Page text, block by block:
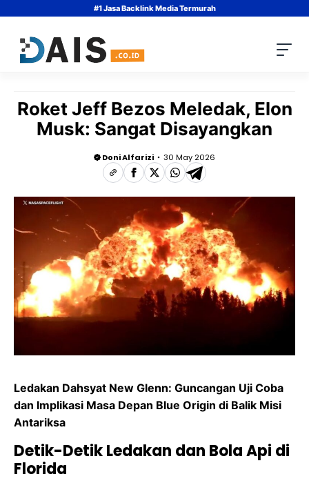
content
#1 Jasa Backlink Media Termurah
Roket Jeff Bezos Meledak, Elon
Musk: Sangat Disayangkan
Doni Alfarizi 30 May 2026
Ledakan Dahsyat New Glenn: Guncangan Uji Coba
dan Implikasi Masa Depan Blue Origin di Balik Misi
Antariksa
Detik-Detik Ledakan dan Bola Api di
Florida